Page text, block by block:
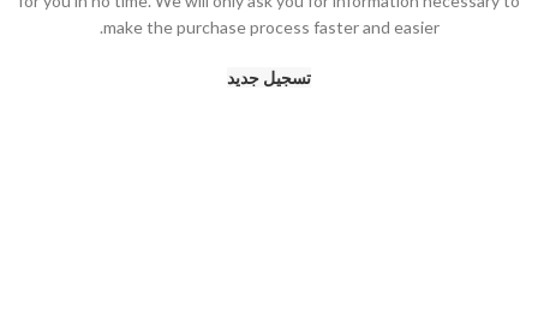
make the purchase process faster and easier.
تسجيل جديد